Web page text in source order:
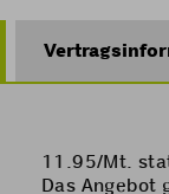
11.95/Mt.
Das